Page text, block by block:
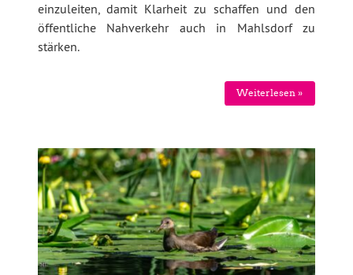
einzuleiten, damit Klarheit zu schaffen und den
öffentliche Nahverkehr auch in Mahlsdorf zu
stärken.
Weiterlesen »